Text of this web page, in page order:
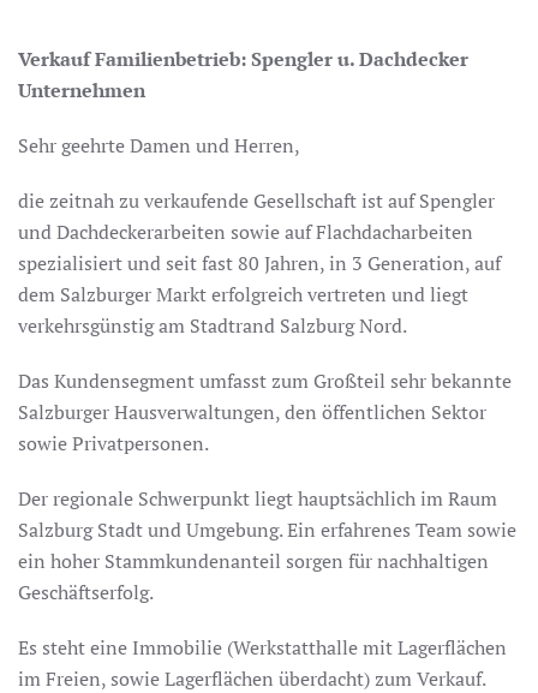
Verkauf Familienbetrieb: Spengler u. Dachdecker
Unternehmen
Sehr geehrte Damen und Herren,
die zeitnah zu verkaufende Gesellschaft ist auf Spengler
und Dachdeckerarbeiten sowie auf Flachdacharbeiten
spezialisiert und seit fast 80 Jahren, in 3 Generation, auf
dem Salzburger Markt erfolgreich vertreten und liegt
verkehrsgünstig am Stadtrand Salzburg Nord.
Das Kundensegment umfasst zum Großteil sehr bekannte
Salzburger Hausverwaltungen, den öffentlichen Sektor
sowie Privatpersonen.
Der regionale Schwerpunkt liegt hauptsächlich im Raum
Salzburg Stadt und Umgebung. Ein erfahrenes Team sowie
ein hoher Stammkundenanteil sorgen für nachhaltigen
Geschäftserfolg.
Es steht eine Immobilie (Werkstatthalle mit Lagerflächen
im Freien, sowie Lagerflächen überdacht) zum Verkauf.